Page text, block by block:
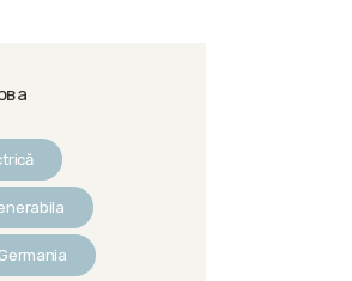
Germania